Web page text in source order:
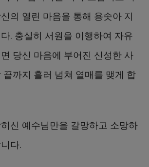
의 열린 마음을 통해 용솟아 지
. 충실히 서원을 이행하여 자유
당신 마음에 부어진 신성한 사
끝까지 흘러 넘쳐 열매를 맺게 합
신 예수님만을 갈망하고 소망하
다.